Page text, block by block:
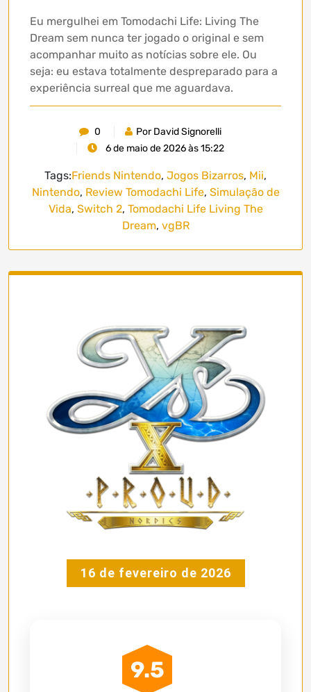
Eu mergulhei em Tomodachi Life: Living The
Dream sem nunca ter jogado o original e sem
acompanhar muito as notícias sobre ele. Ou
seja: eu estava totalmente despreparado para a
experiência surreal que me aguardava.
0
Por David Signorelli
6 de maio de 2026 às 15:22
Tags:Friends Nintendo, Jogos Bizarros, Mii,
Nintendo, Review Tomodachi Life, Simulação de
Vida, Switch 2, Tomodachi Life Living The
Dream, vgBR
16 de fevereiro de 2026
9.5